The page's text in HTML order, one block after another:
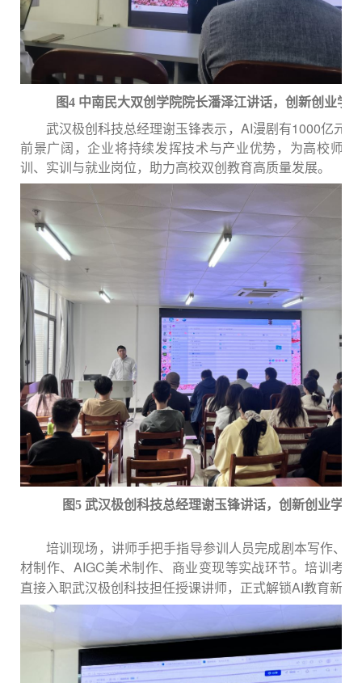
图4 中南民大双创学院院长潘泽江讲话，创新创业学
武汉极创科技总经理谢玉锋表示， AI漫剧有1000亿元
前景广阔，企业将持续发挥技术与产业优势，为高校师生
训、实训与就业岗位，助力高校双创教育高质量发展。
图5 武汉极创科技总经理谢玉锋讲话，创新创业学院
培训现场，讲师手把手指导参训人员完成剧本写作、
材制作、 AIGC美术制作、商业变现等实战环节。培训考核
直接入职武汉极创科技担任授课讲师，正式解锁AI教育新职